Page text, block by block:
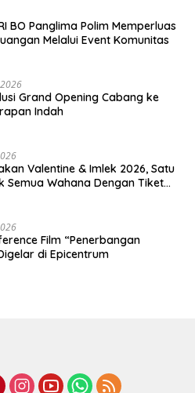
BO Panglima Polim Memperluas
Melalui Event Komunitas
Grand Opening Cabang ke
Indah
Valentine & Imlek 2026, Satu
Semua Wahana Dengan Tiket
Film “Penerbangan
di Epicentrum